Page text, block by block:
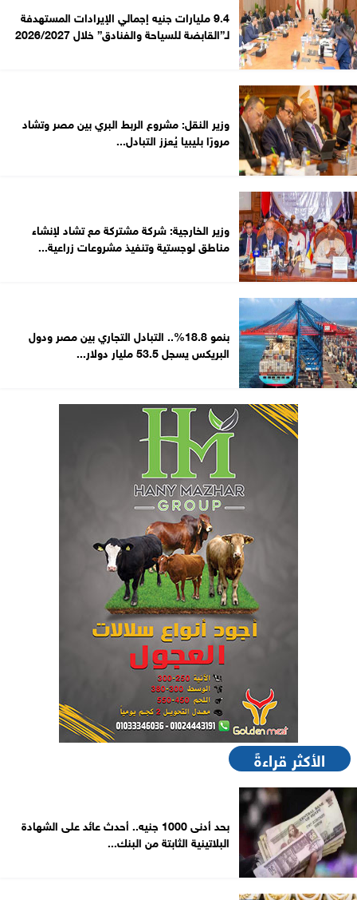
9.4 مليارات جنيه إجمالي الإيرادات المستهدفة
لـ”القابضة للسياحة والفنادق” خلال 2026/2027
وزير النقل: مشروع الربط البري بين مصر وتشاد
مرورًا بليبيا يُعزز التبادل...
وزير الخارجية: شركة مشتركة مع تشاد لإنشاء
مناطق لوجستية وتنفيذ مشروعات زراعية...
بنمو 18.8%.. التبادل التجاري بين مصر ودول
البريكس يسجل 53.5 مليار دولار...
الأكثر قراءةً
بحد أدنى 1000 جنيه.. أحدث عائد على الشهادة
البلاتينية الثابتة من البنك...